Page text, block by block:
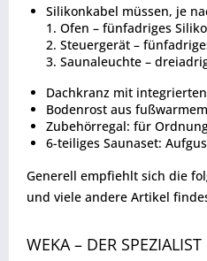
Silikonkabel müssen, je
Ofen – fünfadriges
Steuergerät –
Saunaleuchte –
Dachkranz mit
Bodenrost aus
Zubehörregal: für
6-teiliges Saunaset:
Generell empfiehlt sich die
und viele andere Artikel
WEKA – DER